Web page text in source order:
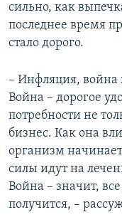
сильно, как
последнее время
стало дорого.
– Инфляция,
Война – дорогое
потребности не
бизнес. Как она
организм
силы идут на
Война – значит,
получится, –